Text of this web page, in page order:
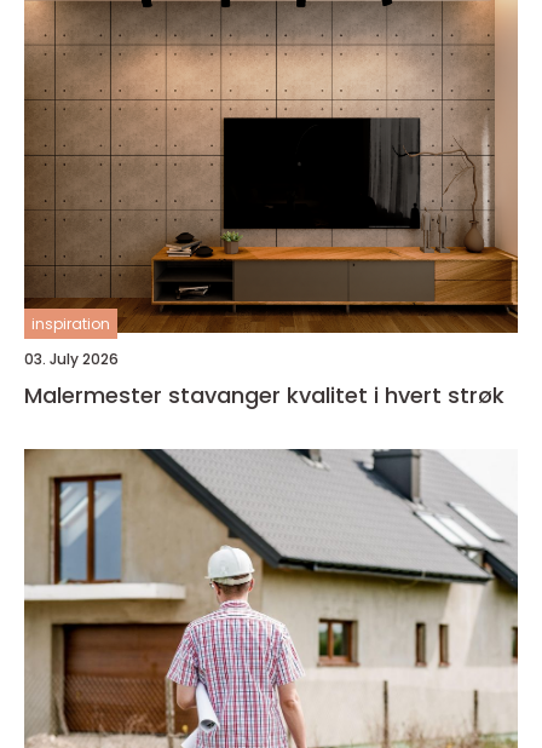
inspiration
03. July 2026
Malermester stavanger kvalitet i hvert strøk